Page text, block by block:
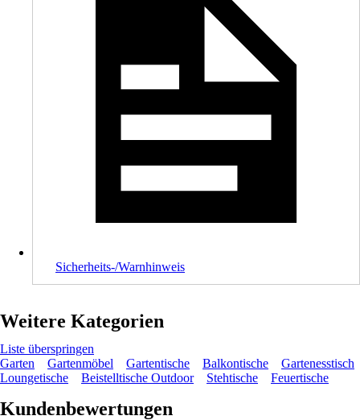
Sicherheits-/Warnhinweis
Weitere Kategorien
Liste überspringen
Garten
Gartenmöbel Gartentische Balkontische
Gartenesstisch
Loungetische
Beistelltische Outdoor Stehtische Feuertische
Kundenbewertungen